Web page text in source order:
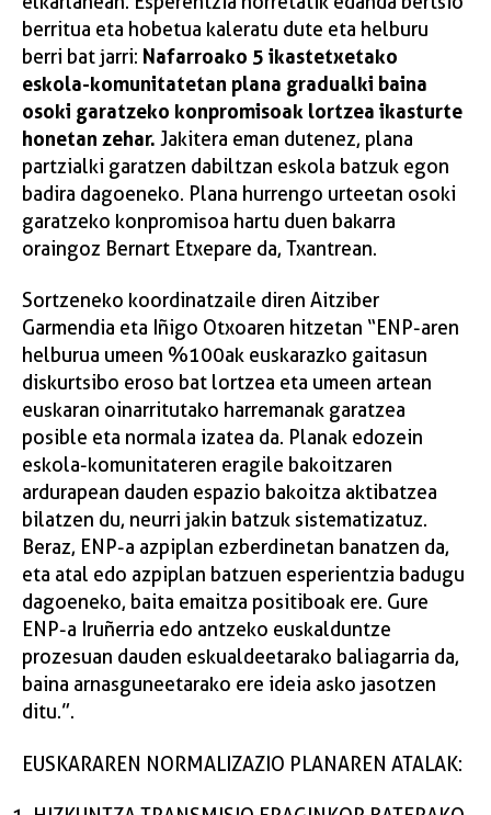
berritua eta hobetua kaleratu dute eta helburu
berri bat jarri: Nafarroako 5 ikastetxetako
eskola-komunitatetan plana gradualki baina
osoki garatzeko konpromisoak lortzea ikasturte
honetan zehar. Jakitera eman dutenez, plana
partzialki garatzen dabiltzan eskola batzuk egon
badira dagoeneko. Plana hurrengo urteetan osoki
garatzeko konpromisoa hartu duen bakarra
oraingoz Bernart Etxepare da, Txantrean.
Sortzeneko koordinatzaile diren Aitziber
Garmendia eta Iñigo Otxoaren hitzetan “ENP-aren
helburua umeen %100ak euskarazko gaitasun
diskurtsibo eroso bat lortzea eta umeen artean
euskaran oinarritutako harremanak garatzea
posible eta normala izatea da. Planak edozein
eskola-komunitateren eragile bakoitzaren
ardurapean dauden espazio bakoitza aktibatzea
bilatzen du, neurri jakin batzuk sistematizatuz.
Beraz, ENP-a azpiplan ezberdinetan banatzen da,
eta atal edo azpiplan batzuen esperientzia badugu
dagoeneko, baita emaitza positiboak ere. Gure
ENP-a Iruñerria edo antzeko euskalduntze
prozesuan dauden eskualdeetarako baliagarria da,
baina arnasguneetarako ere ideia asko jasotzen
ditu.”.
EUSKARAREN NORMALIZAZIO PLANAREN ATALAK: